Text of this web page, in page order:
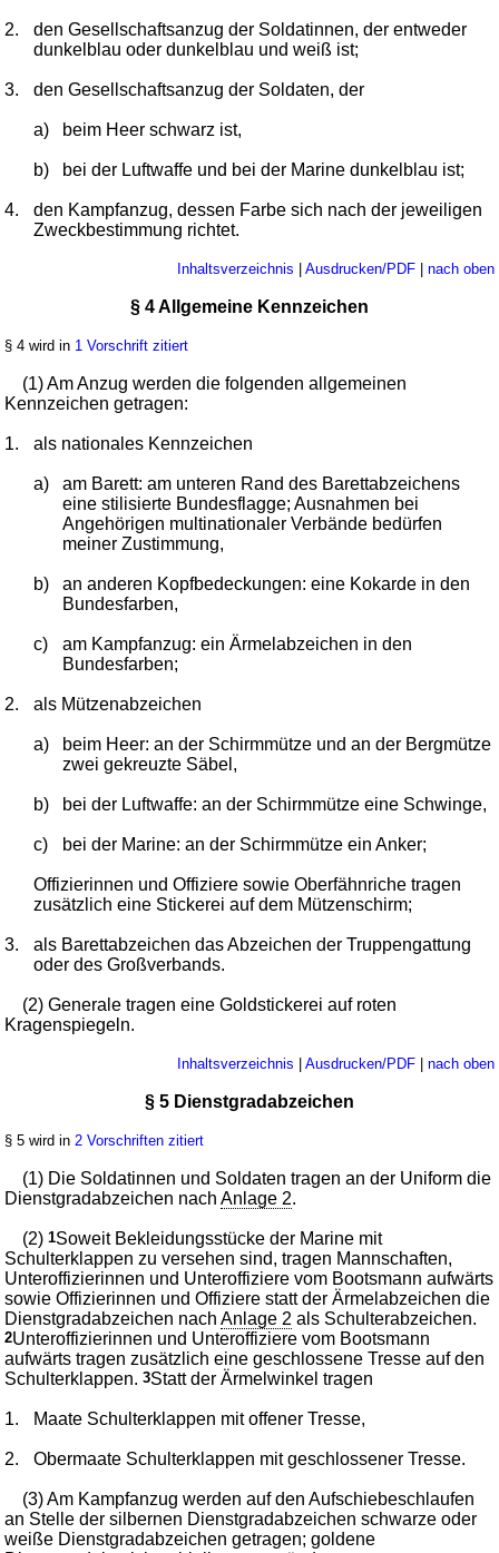
2.
den Gesellschaftsanzug der Soldatinnen, der entweder
dunkelblau oder dunkelblau und weiß ist;
3. den Gesellschaftsanzug der Soldaten, der
a) beim Heer schwarz ist,
b) bei der Luftwaffe und bei der Marine dunkelblau ist;
4.
den Kampfanzug, dessen Farbe sich nach der jeweiligen
Zweckbestimmung richtet.
Inhaltsverzeichnis | Ausdrucken/PDF| nach oben
§ 4 Allgemeine Kennzeichen
§ 4 wird in 1 Vorschrift zitiert
(1) Am Anzug werden die folgenden allgemeinen
Kennzeichen getragen:
1. als nationales Kennzeichen
a)
am Barett: am unteren Rand des Barettabzeichens
eine stilisierte Bundesflagge; Ausnahmen bei
Angehörigen multinationaler Verbände bedürfen
meiner Zustimmung,
b)
an anderen Kopfbedeckungen: eine Kokarde in den
Bundesfarben,
c)
am Kampfanzug: ein Ärmelabzeichen in den
Bundesfarben;
2. als Mützenabzeichen
a)
beim Heer: an der Schirmmütze und an der Bergmütze
zwei gekreuzte Säbel,
b) bei der Luftwaffe: an der Schirmmütze eine Schwinge,
c) bei der Marine: an der Schirmmütze ein Anker;
Offizierinnen und Offiziere sowie Oberfähnriche tragen
zusätzlich eine Stickerei auf dem Mützenschirm;
3.
als Barettabzeichen das Abzeichen der Truppengattung
oder des Großverbands.
(2) Generale tragen eine Goldstickerei auf roten
Kragenspiegeln.
Inhaltsverzeichnis | Ausdrucken/PDF| nach oben
§ 5 Dienstgradabzeichen
§ 5 wird in 2 Vorschriften zitiert
(1) Die Soldatinnen und Soldaten tragen an der Uniform die
Dienstgradabzeichen nachAnlage 2.
(2)1Soweit Bekleidungsstücke der Marine mit
Schulterklappen zu versehen sind, tragen Mannschaften,
Unteroffizierinnen und Unteroffiziere vom Bootsmann aufwärts
sowie Offizierinnen und Offiziere statt der Ärmelabzeichen die
Dienstgradabzeichen nachAnlage 2 als Schulterabzeichen.
2Unteroffizierinnen und Unteroffiziere vom Bootsmann
aufwärts tragen zusätzlich eine geschlossene Tresse auf den
Schulterklappen.3Statt der Ärmelwinkel tragen
1. Maate Schulterklappen mit offener Tresse,
2. Obermaate Schulterklappen mit geschlossener Tresse.
(3) Am Kampfanzug werden auf den Aufschiebeschlaufen
an Stelle der silbernen Dienstgradabzeichen schwarze oder
weiße Dienstgradabzeichen getragen; goldene